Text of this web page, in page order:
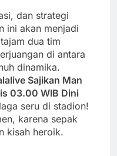
dan strategi
ini akan menjadi
dua tim
di antara
dinamika.
Sajikan Man
03.00 WIB Dini
seru di stadion!
karena sepak
kisah heroik.